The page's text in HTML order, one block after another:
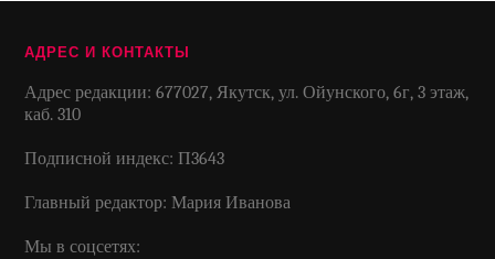
АДРЕС И КОНТАКТЫ
Адрес редакции: 677027, Якутск, ул. Ойунского, 6г, 3 этаж,
каб. 310
Подписной индекс: П3643
Главный редактор: Мария Иванова
Мы в соцсетях: